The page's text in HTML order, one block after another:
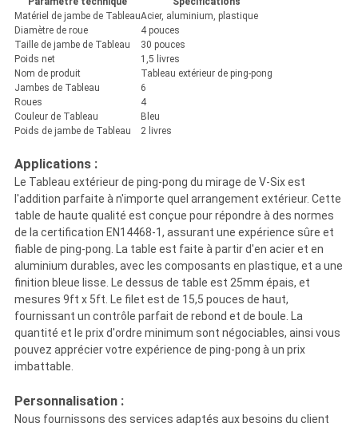
Matériel de jambe de TableauAcier, aluminium, plastique
Diamètre de roue
4 pouces
Taille de jambe de Tableau
30 pouces
Poids net
1,5 livres
Nom de produit
Tableau extérieur de ping-pong
Jambes de Tableau
6
Roues
4
Couleur de Tableau
Bleu
Poids de jambe de Tableau
2 livres
Applications :
Le Tableau extérieur de ping-pong du mirage de V-Six est
l'addition parfaite à n'importe quel arrangement extérieur. Cette
table de haute qualité est conçue pour répondre à des normes
de la certification EN14468-1, assurant une expérience sûre et
fiable de ping-pong. La table est faite à partir d'en acier et en
aluminium durables, avec les composants en plastique, et a une
finition bleue lisse. Le dessus de table est 25mm épais, et
mesures 9ft x 5ft. Le filet est de 15,5 pouces de haut,
fournissant un contrôle parfait de rebond et de boule. La
quantité et le prix d'ordre minimum sont négociables, ainsi vous
pouvez apprécier votre expérience de ping-pong à un prix
imbattable.
Personnalisation :
Nous fournissons des services adaptés aux besoins du client